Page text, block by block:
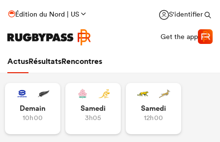
Édition du Nord | US S'identifier
Get the app
ActusRésultatsRencontres
Demain
10h00
Samedi
3h05
Samedi
12h00